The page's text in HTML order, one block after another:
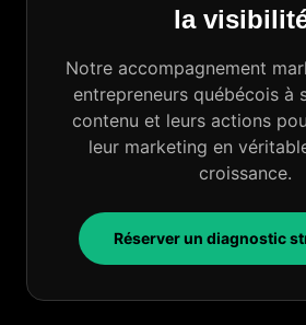
la
Notre accompagnement
entrepreneurs québécois à
contenu et leurs actions
leur marketing en
croissance.
Réserver un diagnostic